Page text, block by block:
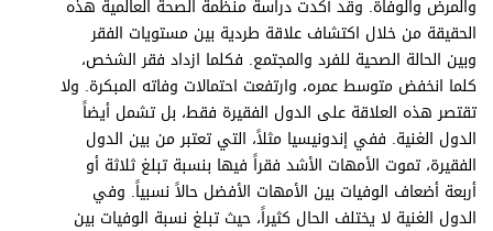
والمرض والوفاة. وقد أكدت دراسة منظمة الصحة العالمية هذه
الحقيقة من خلال اكتشاف علاقة طردية بين مستويات الفقر
وبين الحالة الصحية للفرد والمجتمع. فكلما ازداد فقر الشخص،
كلما انخفض متوسط عمره، وارتفعت احتمالات وفاته المبكرة. ولا
تقتصر هذه العلاقة على الدول الفقيرة فقط، بل تشمل أيضاً
الدول الغنية. ففي إندونيسيا مثلاً، التي تعتبر من بين الدول
الفقيرة، تموت الأمهات الأشد فقراً فيها بنسبة تبلغ ثلاثة أو
أربعة أضعاف الوفيات بين الأمهات الأفضل حالاً نسبياً. وفي
الدول الغنية لا يختلف الحال كثيراً، حيث تبلغ نسبة الوفيات بين